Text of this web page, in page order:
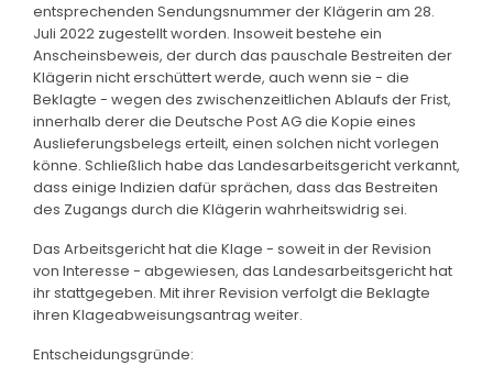
entsprechenden Sendungsnummer der Klägerin am 28.
Juli 2022 zugestellt worden. Insoweit bestehe ein
Anscheinsbeweis, der durch das pauschale Bestreiten der
Klägerin nicht erschüttert werde, auch wenn sie - die
Beklagte - wegen des zwischenzeitlichen Ablaufs der Frist,
innerhalb derer die Deutsche Post AG die Kopie eines
Auslieferungsbelegs erteilt, einen solchen nicht vorlegen
könne. Schließlich habe das Landesarbeitsgericht verkannt,
dass einige Indizien dafür sprächen, dass das Bestreiten
des Zugangs durch die Klägerin wahrheitswidrig sei.
Das Arbeitsgericht hat die Klage - soweit in der Revision
von Interesse - abgewiesen, das Landesarbeitsgericht hat
ihr stattgegeben. Mit ihrer Revision verfolgt die Beklagte
ihren Klageabweisungsantrag weiter.
Entscheidungsgründe: